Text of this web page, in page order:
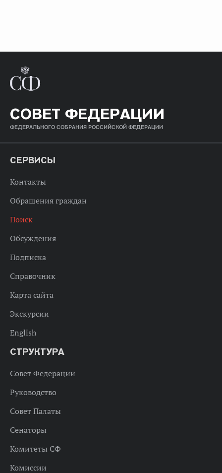
СОВЕТ ФЕДЕРАЦИИ
ФЕДЕРАЛЬНОГО СОБРАНИЯ РОССИЙСКОЙ ФЕДЕРАЦИИ
СЕРВИСЫ
Контакты
Обращения граждан
Поиск
Обсуждения
Подписка
Справочник
Карта сайта
Экскурсии
English
СТРУКТУРА
Совет Федерации
Руководство
Совет Палаты
Сенаторы
Комитеты СФ
Комиссии